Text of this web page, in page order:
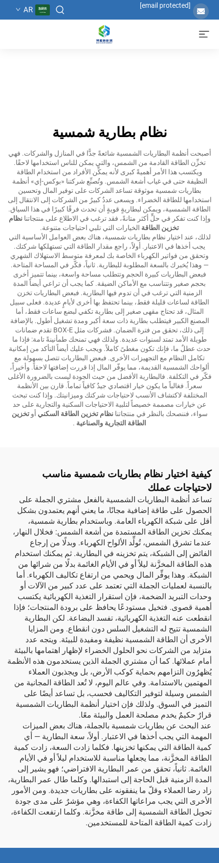
[email protected]
AR
نظام بطارية شمسية
أصبحت أنظمة البطاريات الشمسية شائعةً جدًّا في المنازل والشركات. فهي
تخزِّن الطاقة القادمة من الشمس، والتي يمكن للناس استخدامها لاحقًا.
ويكتسب هذا الأمر أهميةً كبرى لأنه يمكِّن الأفراد من استخدام الطاقة
النظيفة حتى في غياب أشعة الشمس. وتُصنِّع شركتنا «بوكس-إي» أنظمة
بطاريات شمسية موثوقة تساعد الشركات على توفير المال وتحسين
استخدامها للطاقة الخضراء. ويسعى عددٌ كبيرٌ من الشركات إلى الانتقال إلى
الطاقة الشمسية، ويمكن لبطاريةٍ قويةٍ أن تحدث فرقًا كبيرًا في هذا السياق.
وإذا كنت تفكر في حلٍّ أكثر متانةً، فقد ترغب في الاطلاع على منتجاتنانظام
تخزين الطاقة الخيارات التي تلبي احتياجات متنوعة.
لذلك، عند اختيار نظام بطاريات شمسية، هناك بعض العوامل الأساسية التي
يجب أخذها في الاعتبار. أولاً، راجع مقدار الطاقة التي تستهلكها شركتك.
وتحقق من فواتير الكهرباء الخاصة بك لمعرفة متوسط الاستهلاك الشهري
— وهذا يُخبرك بالسعة المطلوبة للبطارية. ثانياً، فكّر في المساحة المتاحة.
فبعض البطاريات كبيرة الحجم وتتطلب مساحة واسعة، بينما تتميز أخرى
بحجم صغير وتتناسب مع الأماكن الضيقة. كما يجب أن تراعي أيضاً المدة
الزمنية التي ترغب في أن تدوم فيها البطارية. فبعض البطاريات تخزن
الطاقة لساعات قليلة فقط، بينما تحتفظ بها أخرى لأيامٍ عديدة. فعلى سبيل
المثال، قد تحتاج مقهى صغير إلى بطارية تكفي لبضع ساعات فقط، أما
المصنع الكبير فيتطلب بطارية ذات سعة أكبر ومدة تشغيل أطول. بالإضافة
إلى ذلك، تحقق من فترة الضمان. فشركات مثل BOX-E تقدم ضمانات
طويلة الأمد تمتد لسنوات عديدة. ولذلك فهي تمنحك طمأنينةً تامة: فإذا ما
حدث عطلٌ ما، فإنك تكون مغطىً كاملاً. ويجب عليك أيضاً التأكد من إمكانية
تكامل النظام مع التجهيزات الأخرى. فبعض البطاريات تتصل بسهولة مع
ألواحك الشمسية القديمة، مما يوفّر المال إذا قررت إضافتها لاحقاً. وأخيراً،
فكّر في التكلفة. فالبطارية الأفضل من حيث الجودة ليست بالضرورة الأغلى
سعراً. فغالباً ما يكون خيار اقتصادي جيدٌ كافياً تماماً. قارن بين الأنظمة
المختلفة لاكتشاف الأنسب لاحتياجات شركتك وميزانيتك. وإذا كنت تبحث
عن خيارات مصممة خصيصاً لتلبية الاحتياجات السكنية والتجارية على حد
سواء، فننصحك بالنظر في منتجاتنانظام تخزين الطاقة السكني أوتخزين
الطاقة التجارية والصناعية .
كيفية اختيار نظام بطاريات شمسية مناسب
لاحتياجات عملك
تساعد أنظمة البطاريات الشمسية بالفعل مشتري الجملة على
الحصول على طاقة إضافية مجانًا، ما يعني أنهم يعتمدون بشكل
أقل على شبكة الكهرباء العامة. وباستخدام بطارية شمسية،
يمكنك تخزين الطاقة المستمدة من أشعة الشمس: فخلال النهار،
عندما تشرق الشمس، تُولِّد الألواح الكهرباء. وبدلًا من إرجاع
الفائض إلى الشبكة، يتم تخزينه في البطارية. ثم يمكنك استخدام
هذه الطاقة المخزَّنة ليلاً أو في الأيام الغائمة بدلًا من شرائها من
الشبكة. وهذا يوفِّر المال ويحمي من ارتفاع تكاليف الكهرباء. أما
بالنسبة لعمليات الجملة التي تعتمد على عدد كبير من الآلات أو
وحدات التبريد الضخمة، فإن استقرار التغذية الكهربائية يكتسب
أهمية قصوى. فتخيل مستودعًا يحافظ على برودة المنتجات؛ فإذا
انقطعت عنه التغذية الكهربائية، تفسد البضاعة. لكن البطارية
الشمسية تتيح له التشغيل السلس دون انقطاع. ومن المزايا
الأخرى أن الطاقة الشمسية نظيفة ومفيدة للبيئة. ويتجه عدد
متزايد من الشركات نحو الحلول الخضراء لإظهار اهتمامها بالبيئة
أمام عملائها. كما أن مشتري الجملة الذين يستخدمون هذه الأنظمة
يُظهرُون التزامهم بحماية كوكب الأرض، بل ويجذبون العملاء
المهتمين بالاستدامة. وفي عالم اليوم، لا تُعد الطاقة المجانية من
الشمس وسيلة لتوفير التكاليف فحسب، بل تساعد أيضًا على
التميز في السوق. ولذلك فإن اختيار أنظمة البطاريات الشمسية
قرارٌ حكيمٌ يخدم مصلحة العمل والبيئة معًا.
عند البحث عن بطاريات شمسية بالجملة، هناك بعض الميزات
المهمة التي يجب أخذها في الاعتبار. أولاً، سعة البطارية — أي
كمية الطاقة التي يمكنها تخزينها. فكلما زادت السعة، زادت كمية
الطاقة المخزَّنة، مما يجعلها مناسبة للاستخدام ليلاً أو في الأيام
الغائمة. ثانياً، تحقق من عمر البطارية الافتراضي؛ فهو يشير إلى
المدة الزمنية قبل الحاجة إلى استبدالها. وكلما طال عمر البطارية،
زاد رضا العملاء وقلّ ما ينفقونه على بطاريات جديدة. ومن الأمور
الأخرى التي يجب مراعاتها الكفاءة، وهي مؤشرٌ على مدى جودة
تحويل الطاقة الشمسية إلى طاقة مخزَّنة. وكلما ارتفعت الكفاءة،
زادت كمية الطاقة المتاحة للمستخدمين.